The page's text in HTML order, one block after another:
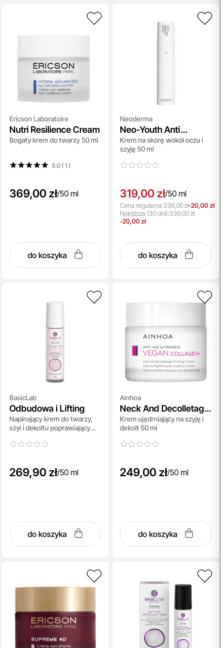
Ericson Laboratoire
Nutri Resilience Cream
Bogaty krem do twarzy 50 ml
5.0 ( 1)
369,00 zł/50 ml
do koszyka
Neoderma
Neo-Youth Anti
Wrinkle Eye And Neck
Cream
Krem na skórę wokół oczu i
szyję 50 ml
319,00 zł/50 ml
Cena regularna:339,00 zł-20,00 zł
Najniższa (30 dni):339,00 zł
-20,00 zł
do koszyka
BasicLab
Odbudowa i Lifting
Napinający krem do twarzy,
szyi i dekoltu poprawiający
269,90 zł/50 ml
do koszyka
Ainhoa
Neck And Decolletage
Firming Cream
Krem ujędrniający na szyję i
dekolt 50 ml
249,00 zł/50 ml
do koszyka